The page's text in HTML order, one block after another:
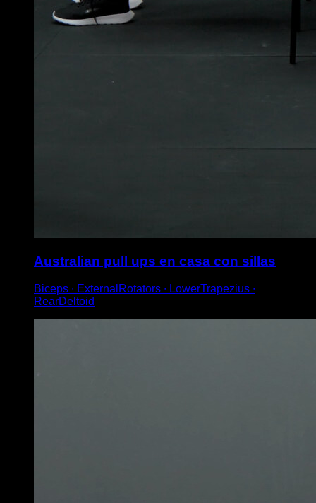
Australian pull ups en casa con sillas
Biceps ∙ ExternalRotators ∙ LowerTrapezius ∙
RearDeltoid